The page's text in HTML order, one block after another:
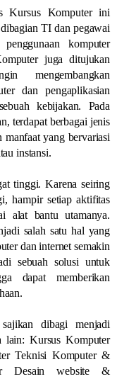
Kursus Komputer ini
TI dan pegawai
komputer
juga ditujukan
mengembangkan
dan pengaplikasian
kebijakan. Pada
terdapat berbagai jenis
yang bervariasi
instansi.
tinggi. Karena seiring
hampir setiap aktifitas
alat bantu utamanya.
salah satu hal yang
dan internet semakin
sebuah solusi untuk
dapat memberikan
dibagi menjadi
lain: Kursus Komputer
Teknisi Komputer &
Desain website &